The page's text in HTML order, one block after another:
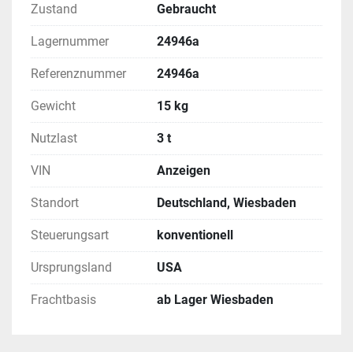
Zustand Gebraucht
Lagernummer 24946a
Referenznummer 24946a
Gewicht 15 kg
Nutzlast 3 t
VIN Anzeigen
Standort Deutschland, Wiesbaden
Steuerungsart konventionell
Ursprungsland USA
Frachtbasis ab Lager Wiesbaden